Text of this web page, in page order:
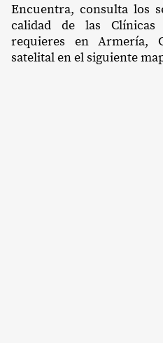
Encuentra, consulta los
calidad de las Clínicas
requieres en Armería,
satelital en el siguiente